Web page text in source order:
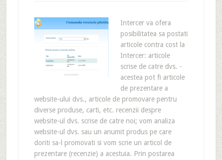
Intercer va ofera
posibilitatea sa postati
articole contra cost la
Intercer: articole
scrise de catre dvs. -
acestea pot fi articole
de prezentare a
website-ului dvs., articole de promovare pentru
diverse produse, carti, etc. recenzii despre
website-ul dvs. scrise de catre noi; vom analiza
website-ul dvs. sau un anumit produs pe care
doriti sa-l promovati si vom scrie un articol de
prezentare (recenzie) a acestuia. Prin postarea